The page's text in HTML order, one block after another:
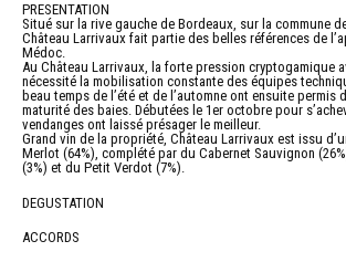
PRESENTATION
Situé sur la rive gauche de Bordeaux, sur la commune
Château Larrivaux fait partie des belles références de
Médoc.
Au Château Larrivaux, la forte pression cryptogamique
nécessité la mobilisation constante des équipes
beau temps de l’été et de l’automne ont ensuite permis
maturité des baies. Débutées le 1er octobre pour
vendanges ont laissé présager le meilleur.
Grand vin de la propriété, Château Larrivaux est issu
Merlot (64%), complété par du Cabernet Sauvignon
(3%) et du Petit Verdot (7%).
DEGUSTATION
ACCORDS